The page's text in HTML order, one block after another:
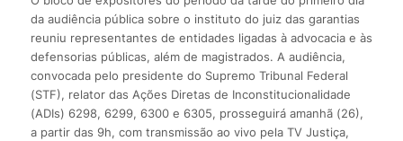
da audiência pública sobre o instituto do juiz das garantias
reuniu representantes de entidades ligadas à advocacia e às
defensorias públicas, além de magistrados. A audiência,
convocada pelo presidente do Supremo Tribunal Federal
(STF), relator das Ações Diretas de Inconstitucionalidade
(ADIs) 6298, 6299, 6300 e 6305, prosseguirá amanhã (26),
a partir das 9h, com transmissão ao vivo pela TV Justiça,